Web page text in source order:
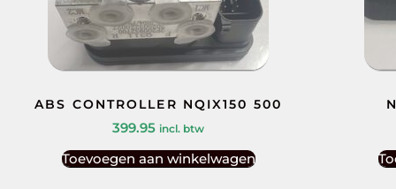
ABS CONTROLLER NQIX150 500
399.95 incl. btw
Toevoegen aan winkelwagen